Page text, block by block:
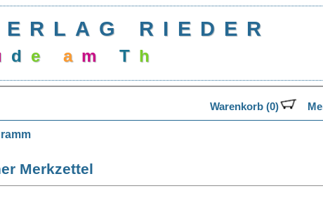
RIEDER
d e am Th
Warenkorb (0)
Merkzettel